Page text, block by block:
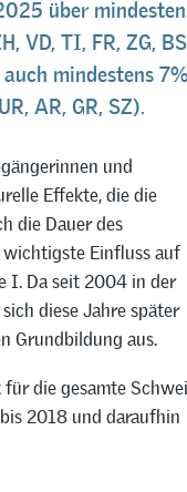
über
VD, TI, FR, ZG,
mindestens 7%
AR, GR, SZ).
und
Effekte, die die
die Dauer des
Einfluss auf
I. Da seit 2004 in der
diese Jahre später
Grundbildung aus.
die gesamte
2018 und daraufhin